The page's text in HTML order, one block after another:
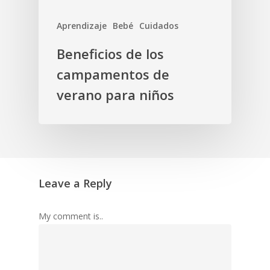
Aprendizaje Bebé Cuidados
Beneficios de los
campamentos de
verano para niños
Leave a Reply
My comment is..